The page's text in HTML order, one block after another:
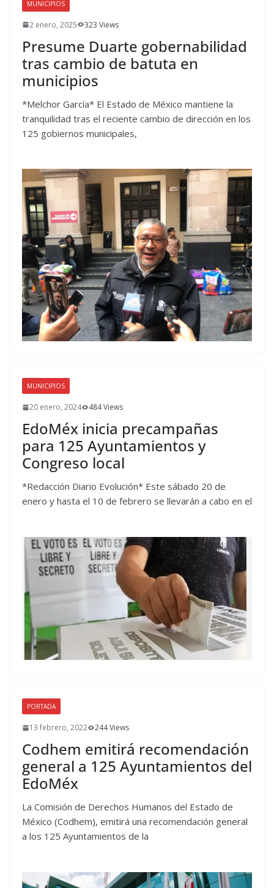
MUNICIPIOS
2 enero, 2025 323 Views
Presume Duarte gobernabilidad
tras cambio de batuta en
municipios
*Melchor García* El Estado de México mantiene la
tranquilidad tras el reciente cambio de dirección en los
125 gobiernos municipales,
MUNICIPIOS
20 enero, 2024 484 Views
EdoMéx inicia precampañas
para 125 Ayuntamientos y
Congreso local
*Redacción Diario Evolución* Este sábado 20 de
enero y hasta el 10 de febrero se llevarán a cabo en el
PORTADA
13 febrero, 2022 244 Views
Codhem emitirá recomendación
general a 125 Ayuntamientos del
EdoMéx
La Comisión de Derechos Humanos del Estado de
México (Codhem), emitirá una recomendación general
a los 125 Ayuntamientos de la